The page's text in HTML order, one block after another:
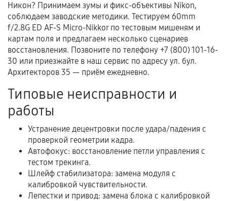
Документы для подтверждения
гарантии
Гарантийный талон.
Акт выполненных работ с датой, перечнем
услуг и сроком гарантии.
Документы на установленные комплектующие
и кассовый чек.
Расширенная гарантия
В некоторых случаях возможно оформление
расширенной гарантии. Стоимость, сроки и
условия продления согласовываются отдельно и
Никон? Принимаем зумы и фикс-объективы Nikon,
соблюдаем заводские методики. Тестируем 60mm
f/2.8G ED AF-S Micro-Nikkor по тестовым мишеням и
картам поля и предлагаем несколько сценариев
восстановления. Позвоните по телефону +7 (800) 101-16-
30 или приезжайте в наш сервис по адресу ул. бул.
Архитекторов 35 — приём ежедневно.
Типовые неисправности и
работы
Устранение децентровки после удара/падения с
проверкой геометрии кадра.
Автофокус: восстановление петли управления с
тестом трекинга.
Шлейф стабилизатора: замена модуля с
калибровкой чувствительности.
Лепестки и привод: замена блока с калибровкой